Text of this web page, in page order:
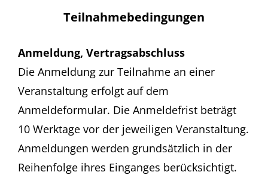
Teilnahmebedingungen
Anmeldung, Vertragsabschluss
Die Anmeldung zur Teilnahme an einer
Veranstaltung erfolgt auf dem
Anmeldeformular. Die Anmeldefrist beträgt
10 Werktage vor der jeweiligen Veranstaltung.
Anmeldungen werden grundsätzlich in der
Reihenfolge ihres Einganges berücksichtigt.